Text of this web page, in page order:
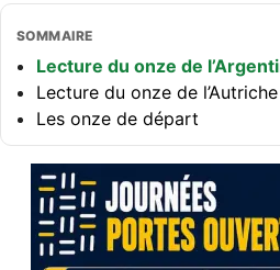
SOMMAIRE
Lecture du onze de
Lecture du onze de l’Autriche
Les onze de départ